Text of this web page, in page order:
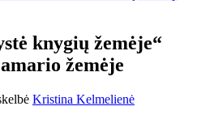
knygių žemėje“
žemėje
Kristina Kelmelienė